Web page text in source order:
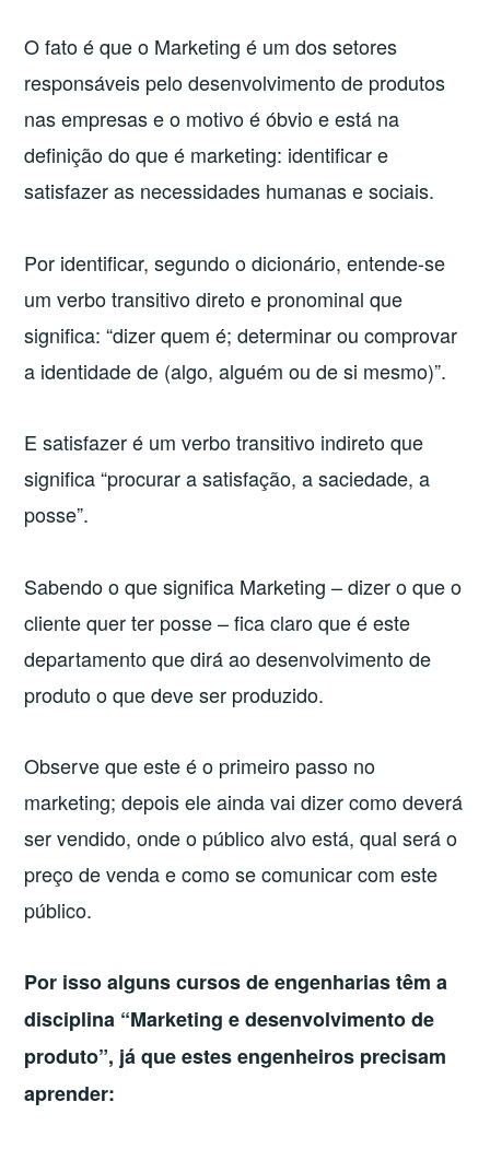
O fato é que o Marketing é um dos setores
responsáveis pelo desenvolvimento de produtos
nas empresas e o motivo é óbvio e está na
definição do que é marketing: identificar e
satisfazer as necessidades humanas e sociais.
Por identificar, segundo o dicionário, entende-se
um verbo transitivo direto e pronominal que
significa: “dizer quem é; determinar ou comprovar
a identidade de (algo, alguém ou de si mesmo)”.
E satisfazer é um verbo transitivo indireto que
significa “procurar a satisfação, a saciedade, a
posse”.
Sabendo o que significa Marketing – dizer o que o
cliente quer ter posse – fica claro que é este
departamento que dirá ao desenvolvimento de
produto o que deve ser produzido.
Observe que este é o primeiro passo no
marketing; depois ele ainda vai dizer como deverá
ser vendido, onde o público alvo está, qual será o
preço de venda e como se comunicar com este
público.
Por isso alguns cursos de engenharias têm a
disciplina “Marketing e desenvolvimento de
produto”, já que estes engenheiros precisam
aprender: